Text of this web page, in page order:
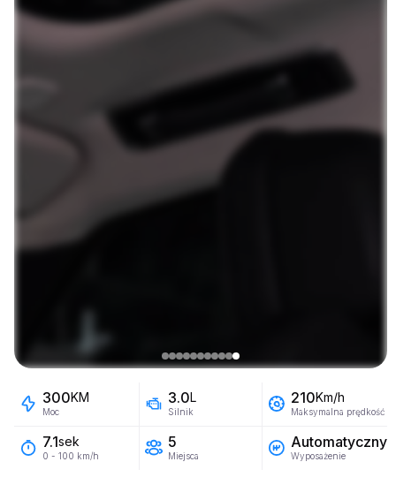
300KM
Moc
3.0L
Silnik
210Km/h
Maksymalna prędkość
7.1sek
0 - 100 km/h
5
Miejsca
Automatyczny
Wyposażenie